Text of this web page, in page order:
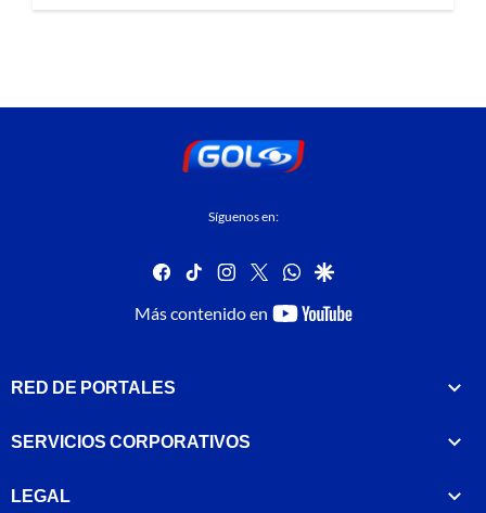
Síguenos en:
facebook
tiktok instagram
twitterwhatsapp
google
Más contenido en
youtube-
RED DE PORTALES
SERVICIOS CORPORATIVOS
LEGAL